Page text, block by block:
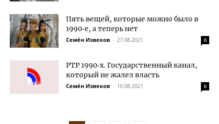
Пять вещей, которые можно было в
1990‑е, а теперь нет
Семён Извеков - 27.08.2021 0
РТР 1990‑х. Государственный канал,
который не жалел власть
Семён Извеков - 10.08.2021 0